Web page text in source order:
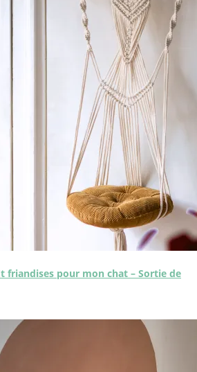
friandises pour mon chat – Sortie de